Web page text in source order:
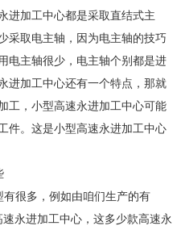
进加工中心都是采取直结式主
采取电主轴，因为电主轴的技巧
电主轴很少，电主轴个别都是进
进加工中心还有一个特点，那就
工，小型高速永进加工中心可能
件。这是小型高速永进加工中心
很多，例如由咱们生产的有
永进加工中心，这多少款高速永